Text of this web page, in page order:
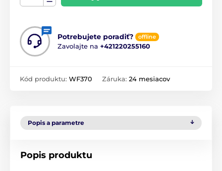
Potrebujete poradiť? offline
Zavolajte na +421220255160
Kód produktu: WF370 Záruka: 24 mesiacov
Popis a parametre
Popis produktu